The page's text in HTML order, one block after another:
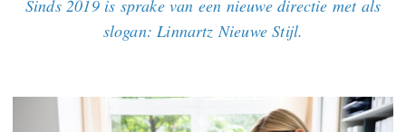
Sinds 2019 is sprake van een nieuwe directie met als
slogan: Linnartz Nieuwe Stijl.